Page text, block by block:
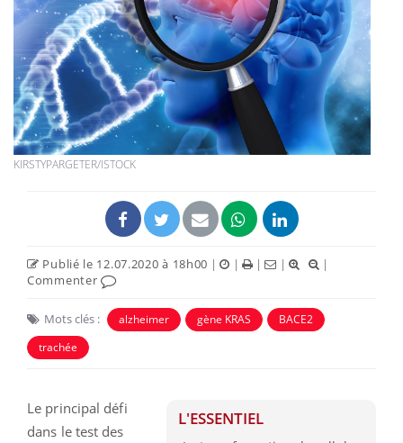
KIRSTYPARGETER/ISTOCK
Publié le 12.07.2020 à 18h00 | | | |
|
Commenter
Mots clés : alzheimer gène KRAS
BACE2
trachée
L'ESSENTIEL
Le principal défi
dans le test des